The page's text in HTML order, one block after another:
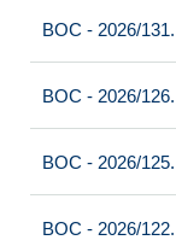
BOC - 2026/
BOC - 2026/
BOC - 2026/
BOC - 2026/